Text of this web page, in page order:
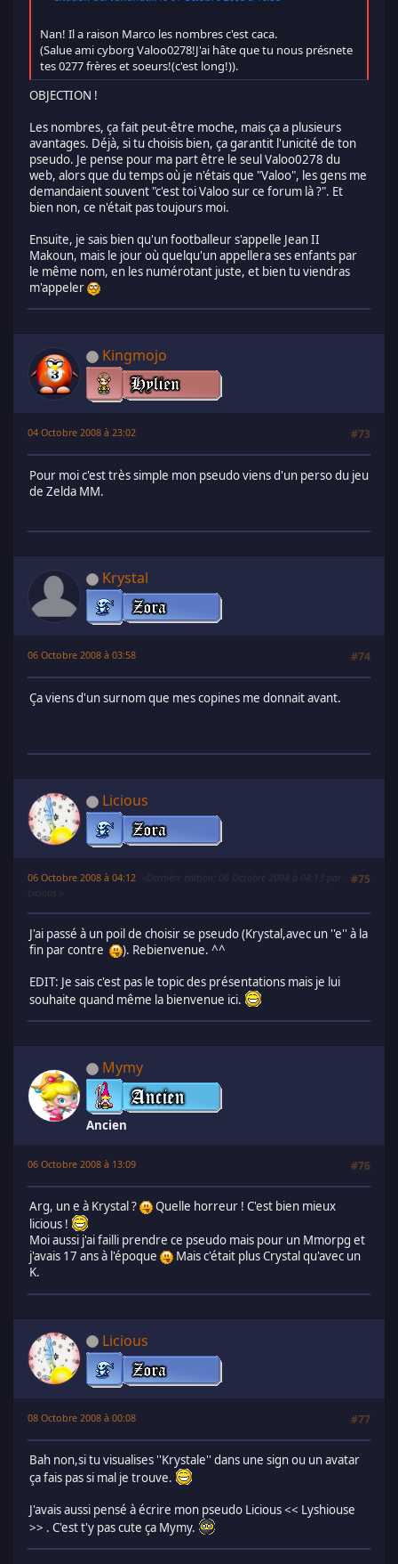
Nan! Il a raison Marco les nombres c'est caca.
(Salue ami cyborg Valoo0278!J'ai hâte que tu nous présnete
tes 0277 frères et soeurs!(c'est long!)).
OBJECTION !
Les nombres, ça fait peut-être moche, mais ça a plusieurs
avantages. Déjà, si tu choisis bien, ça garantit l'unicité de ton
pseudo. Je pense pour ma part être le seul Valoo0278 du
web, alors que du temps où je n'étais que "Valoo", les gens me
demandaient souvent "c'est toi Valoo sur ce forum là ?". Et
bien non, ce n'était pas toujours moi.
Ensuite, je sais bien qu'un footballeur s'appelle Jean II
Makoun, mais le jour où quelqu'un appellera ses enfants par
le même nom, en les numérotant juste, et bien tu viendras
m'appeler
Kingmojo
04 Octobre 2008 à 23:02 #73
Pour moi c'est très simple mon pseudo viens d'un perso du jeu
de Zelda MM.
Krystal
06 Octobre 2008 à 03:58 #74
Ça viens d'un surnom que mes copines me donnait avant.
Licious
06 Octobre 2008 à 04:12 #75
Dernière édition
: 06 Octobre 2008 à 04:13 par
J'ai passé à un poil de choisir se pseudo (Krystal,avec un ''e'' à la
fin par contre
). Rebienvenue. ^^
EDIT: Je sais c'est pas le topic des présentations mais je lui
souhaite quand même la bienvenue ici.
Mymy
Ancien
06 Octobre 2008 à 13:09 #76
Arg, un e à Krystal ?
Quelle horreur ! C'est bien mieux
licious !
Moi aussi j'ai failli prendre ce pseudo mais pour un Mmorpg et
j'avais 17 ans à l'époque
Mais c'était plus Crystal qu'avec un
K.
Licious
08 Octobre 2008 à 00:08 #77
Bah non,si tu visualises ''Krystale'' dans une sign ou un avatar
ça fais pas si mal je trouve.
J'avais aussi pensé à écrire mon pseudo Licious << Lyshiouse
>> . C'est t'y pas cute ça Mymy.